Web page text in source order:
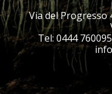
Via del Progresso
Tel:0444 760095